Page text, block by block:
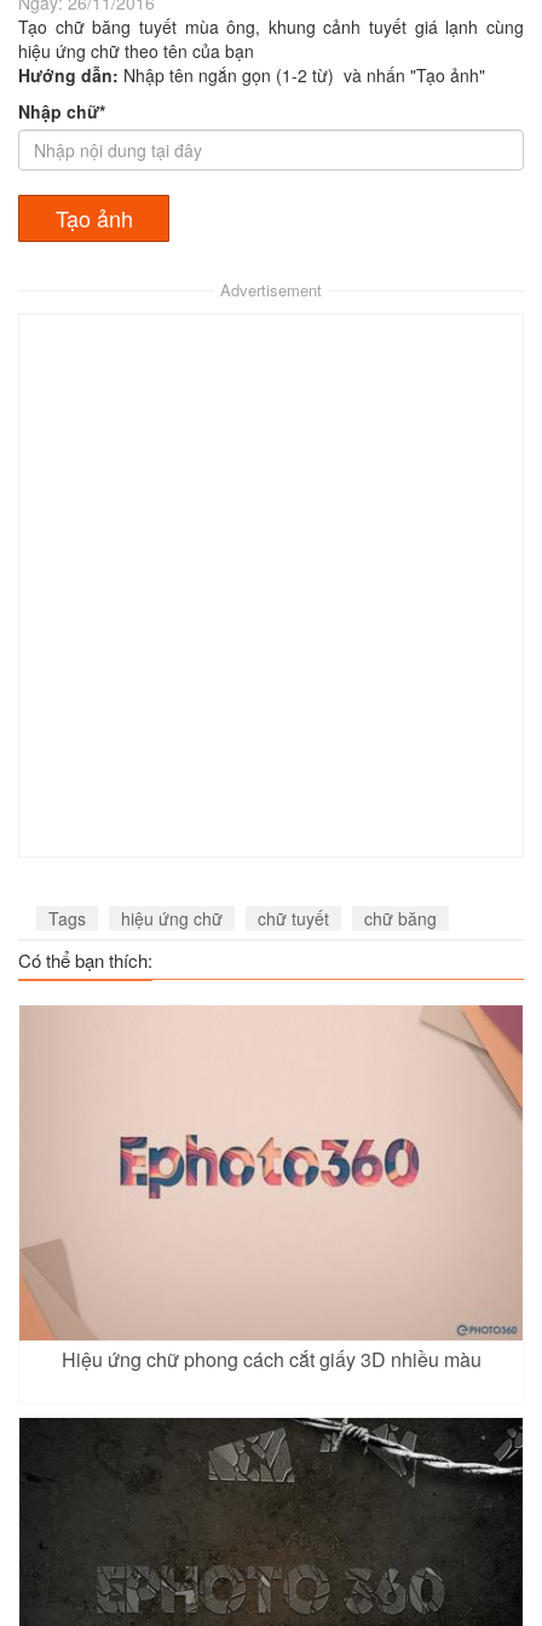
Tạo chữ băng tuyết mùa ông, khung cảnh tuyết giá lạnh cùng
hiệu ứng chữ theo tên của bạn
Hướng dẫn: Nhập tên ngắn gọn (1-2 từ) và nhấn "Tạo ảnh"
Nhập chữ*
Advertisement
Tags hiệu ứng chữ chữ tuyết chữ băng
Có thể bạn thích:
Hiệu ứng chữ phong cách cắt giấy 3D nhiều màu